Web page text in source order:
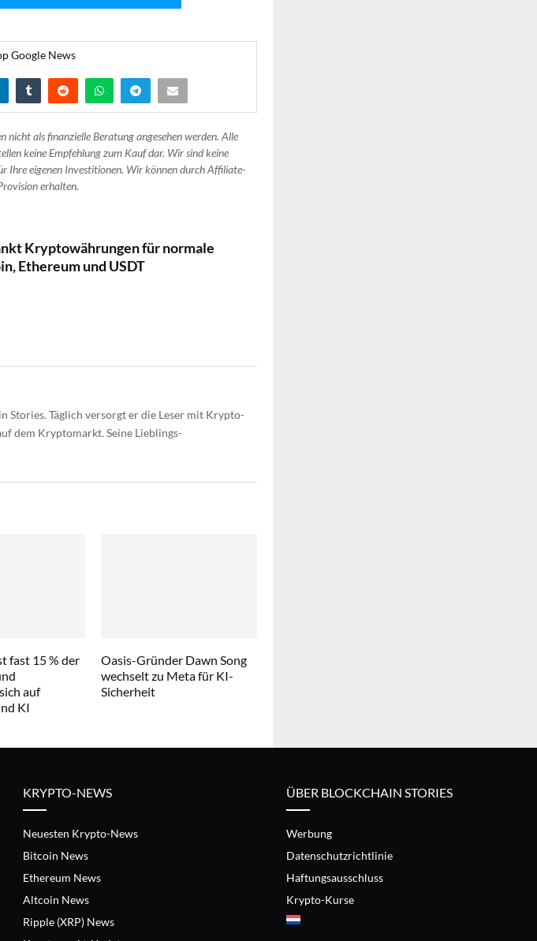
als finanzielle Beratung angesehen werden. Alle
keine Empfehlung zum Kauf dar. Wir sind keine
Ihre eigenen Investitionen. Wir können durch Affiliate-
erhalten.
Kryptowährungen für normale
Ethereum und USDT
Stories. Täglich versorgt er die Leser mit Krypto-
dem Kryptomarkt. Seine Lieblings-
fast 15 % der
auf
KI
Oasis-Gründer Dawn Song
wechselt zu Meta für KI-
Sicherheit
KRYPTO-NEWS
Neuesten Krypto-News
Bitcoin News
Ethereum News
Altcoin News
Ripple (XRP) News
ÜBER BLOCKCHAIN STORIES
Werbung
Datenschutzrichtlinie
Haftungsausschluss
Krypto-Kurse